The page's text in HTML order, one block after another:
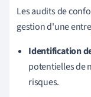
Les audits de
gestion d'une
Identification
potentielles de
risques.